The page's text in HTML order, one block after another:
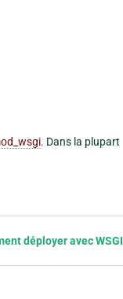
. Dans la plupart
déployer avec WSGI